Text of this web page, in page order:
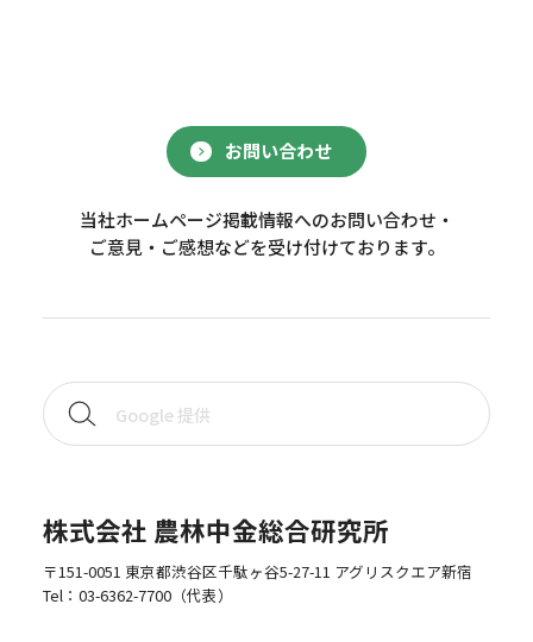
お問い合わせ
当社ホームページ掲載情報へのお問い合わせ・
ご意見・ご感想などを受け付けております。
株式会社 農林中金総合研究所
〒151-0051 東京都渋谷区千駄ヶ谷5-27-11 アグリスクエア新宿
Tel： 03-6362-7700（代表）